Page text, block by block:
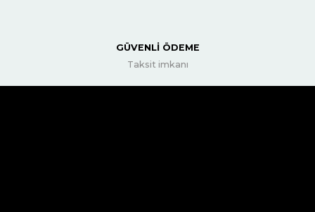
GÜVENLİ ÖDEME
Taksit imkanı